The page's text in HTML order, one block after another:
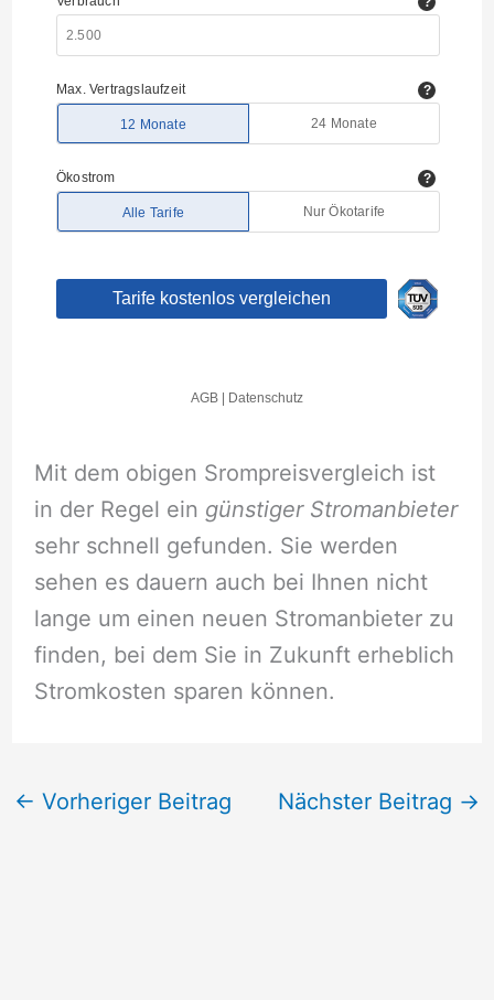
Mit dem obigen Srompreisvergleich ist
in der Regel ein günstiger Stromanbieter
sehr schnell gefunden. Sie werden
sehen es dauern auch bei Ihnen nicht
lange um einen neuen Stromanbieter zu
finden, bei dem Sie in Zukunft erheblich
Stromkosten sparen können.
← Vorheriger Beitrag Nächster Beitrag →